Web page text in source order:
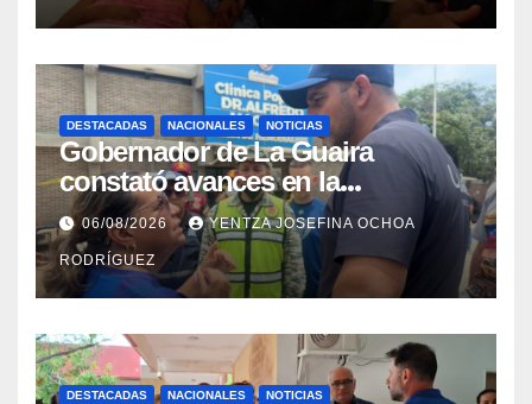
DESTACADAS NACIONALES NOTICIAS
Gobernador de La Guaira
constató avances en la
rehabilitación del Hospitalito de
Catia la Mar
06/08/2026 YENTZA JOSEFINA OCHOA
RODRÍGUEZ
DESTACADAS NACIONALES NOTICIAS